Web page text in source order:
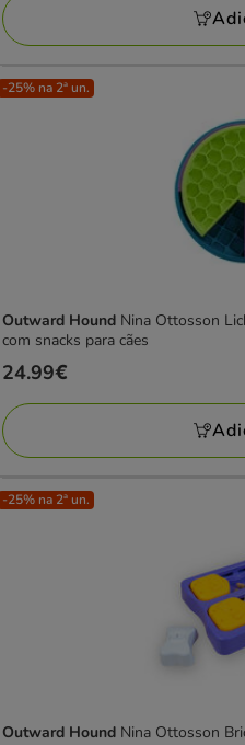
-25% na 2ª un.
Outward Hound Nina Ottosson
com snacks para cães
Preço
24.99€
24.99€
-25% na 2ª un.
Outward Hound Nina Ottosson